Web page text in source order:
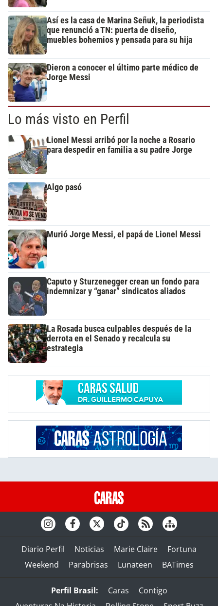
Así es la casa de Marina Señuk, la periodista
que renunció a TN: puerta de diseño,
muebles bohemios y pensada para su hija
Dieron a conocer el último parte médico de
Jorge Messi
Lo más visto en Perfil
Lionel Messi arribó por la noche a Rosario
para despedir en familia a su padre Jorge
Algo pasó
Murió Jorge Messi, el papá de Lionel Messi
Caputo y Sturzenegger crean un fondo para
indemnizar y “ganar” sindicatos aliados
La Rosada busca culpables después de la
derrota en el Senado y recalcula su
estrategia
Diario Perfil Noticias Marie Claire
Fortuna
Weekend
Parabrisas Lunateen BATimes
Perfil Brasil: Caras
Contigo